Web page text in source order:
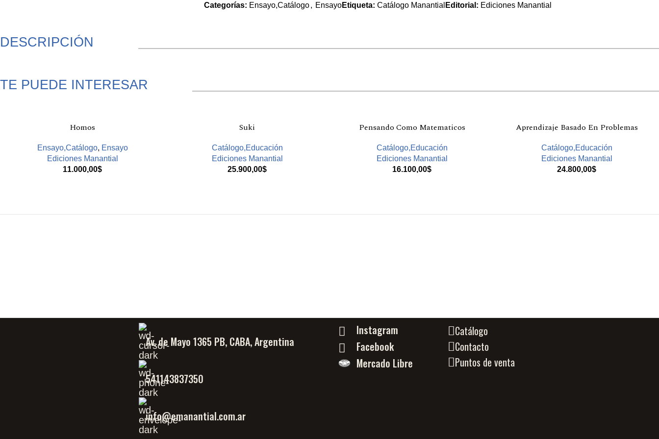
Categorías: Ensayo,Catálogo, EnsayoEtiqueta: Catálogo Manantial Editorial: Ediciones Manantial
DESCRIPCIÓN
TE PUEDE INTERESAR
Homos
Ensayo,Catálogo, Ensayo
Ediciones Manantial
11.000,00$
Suki
Catálogo,Educación
Ediciones Manantial
25.900,00$
Pensando Como Matematicos
Catálogo,Educación
Ediciones Manantial
16.100,00$
Aprendizaje Basado En Problemas
Catálogo,Educación
Ediciones Manantial
24.800,00$
Av. de Mayo 1365 PB, CABA, Argentina
541143837350
info@emanantial.com.ar
Instagram
Facebook
Mercado Libre
Catálogo
Contacto
Puntos de venta